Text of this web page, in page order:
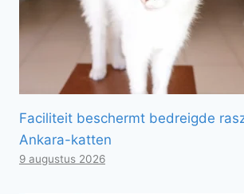
Faciliteit beschermt bedreigde
Ankara-katten
9 augustus 2026